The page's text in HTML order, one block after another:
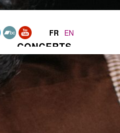
FR EN
CONCERTS